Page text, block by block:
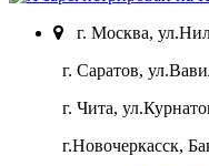
г. Москва,
г. Саратов,
г. Чита,
г.Новочеркасск,